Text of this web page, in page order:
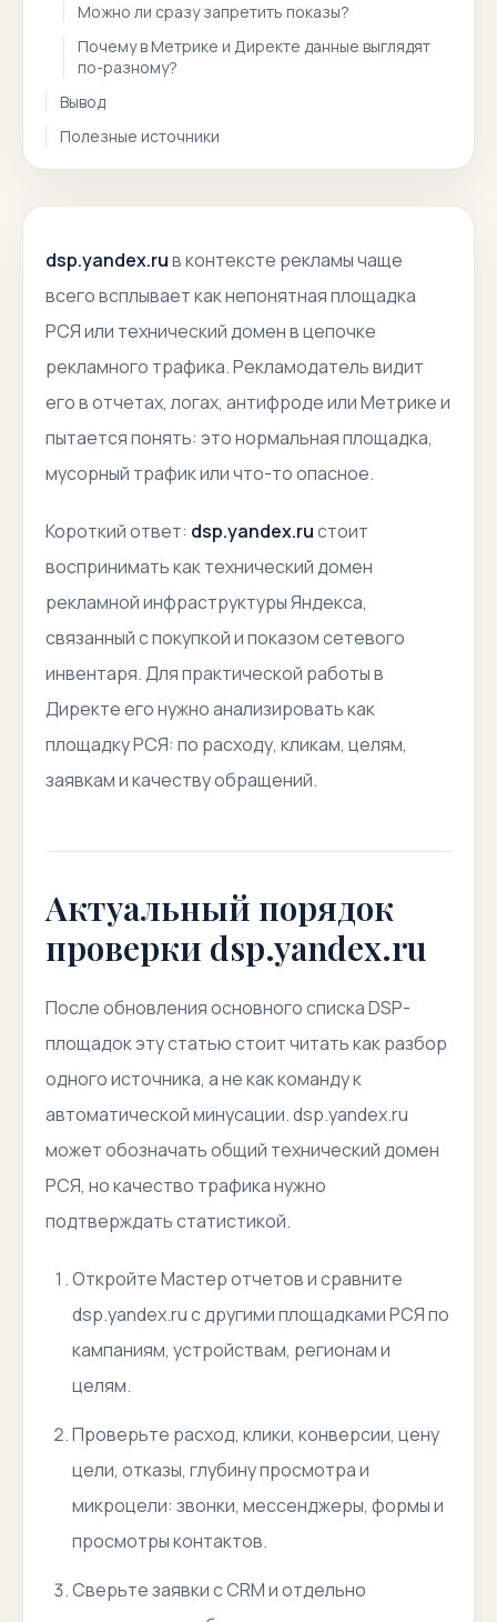
Можно ли сразу запретить показы?
Почему в Метрике и Директе данные выглядят
по-разному?
Вывод
Полезные источники
dsp.yandex.ruв контексте рекламы чаще
всего всплывает как непонятная площадка
РСЯ или технический домен в цепочке
рекламного трафика. Рекламодатель видит
его в отчетах, логах, антифроде или Метрике и
пытается понять: это нормальная площадка,
мусорный трафик или что-то опасное.
Короткий ответ: dsp.yandex.ruстоит
воспринимать как технический домен
рекламной инфраструктуры Яндекса,
связанный с покупкой и показом сетевого
инвентаря. Для практической работы в
Директе его нужно анализировать как
площадку РСЯ: по расходу, кликам, целям,
заявкам и качеству обращений.
Актуальный порядок
проверки dsp.yandex.ru
После обновления основного списка DSP-
площадок эту статью стоит читать как разбор
одного источника, а не как команду к
автоматической минусации. dsp.yandex.ru
может обозначать общий технический домен
РСЯ, но качество трафика нужно
подтверждать статистикой.
Откройте Мастер отчетов и сравните
dsp.yandex.ru с другими площадками РСЯ по
кампаниям, устройствам, регионам и
целям.
Проверьте расход, клики, конверсии, цену
цели, отказы, глубину просмотра и
микроцели: звонки, мессенджеры, формы и
просмотры контактов.
Сверьте заявки с CRM и отдельно